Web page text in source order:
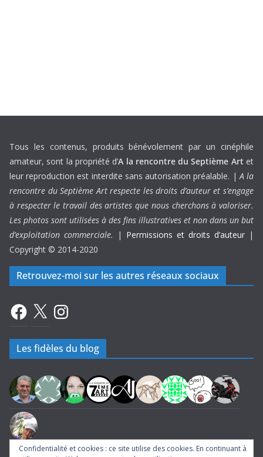
Tous les contenus, produits bénévolement par un cinéphile
amateur, sont la propriété d’A la rencontre du Septième Art et
leur reproduction est interdite sans autorisation préalable. |A la
rencontre du Septième Art respecte les droits d’auteur et s’engage
à respecter le travail des artistes que nous cherchons à valoriser.
Les photos sont utilisées à des fins illustratives et non dans un but
d’exploitation commerciale.
| Permissions et droits d’auteur |
Copyright © 2014-2020
Retrouvez-moi sur les autres réseaux sociaux
Facebook
X Instagram
Les fidèles du blog
Confidentialité et cookies : ce site utilise des cookies. En continuant à